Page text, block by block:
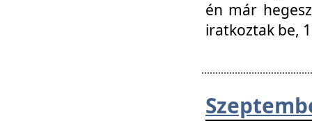
én már
iratkoztak be,